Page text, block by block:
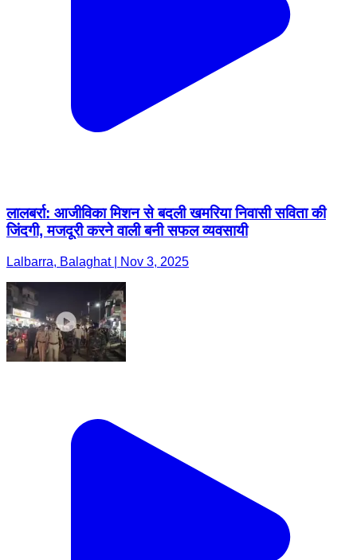
लालबर्रा: आजीविका मिशन से बदली खमरिया निवासी सविता की
जिंदगी, मजदूरी करने वाली बनी सफल व्यवसायी
Lalbarra, Balaghat | Nov 3, 2025